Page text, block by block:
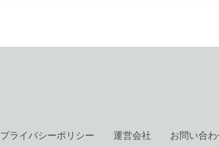
プライバシーポリシー 運営会社 お問い合